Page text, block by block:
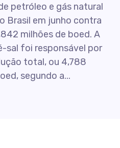
petróleo e gás natural
Brasil em junho contra
milhões de boed. A
sal foi responsável por
total, ou 4,788
segundo a...